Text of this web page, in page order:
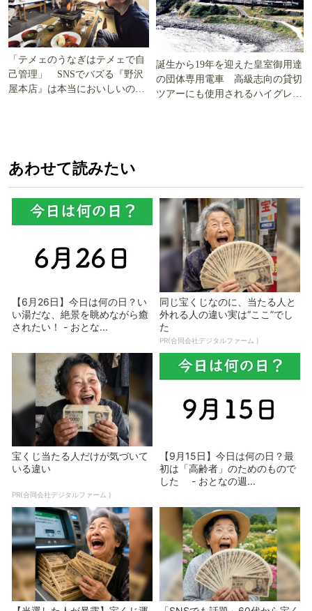
「テメェのうなぎはテメェで自
己管理」 SNSでバズる『野沢
屋本店』は本当においしいの
誕生から19年を迎えた皇室御用達
の団体専用電車 高級志向の貸切
ツアーにも使用されるハイグレー
あわせて読みたい
【6月26日】今日は何の日？い
い湯だな、絶景を眺めながら癒
されたい！ - おとな...
同じ宝くじなのに、当たる人と
外れる人の違い実は“ここ”でし
た
PR(合同会社デジタルファーム )
宝くじ当たる人だけが気づいて
いる違い
PR(合同会社デジタルファーム )
【9月15日】今日は何の日？最
初は「高齢者」のためのもので
した - おとなの週...